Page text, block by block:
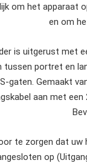
om het apparaat
en om
is uitgerust met
tussen portret en
gaten. Gemaakt
aan met een
te zorgen dat uw
op